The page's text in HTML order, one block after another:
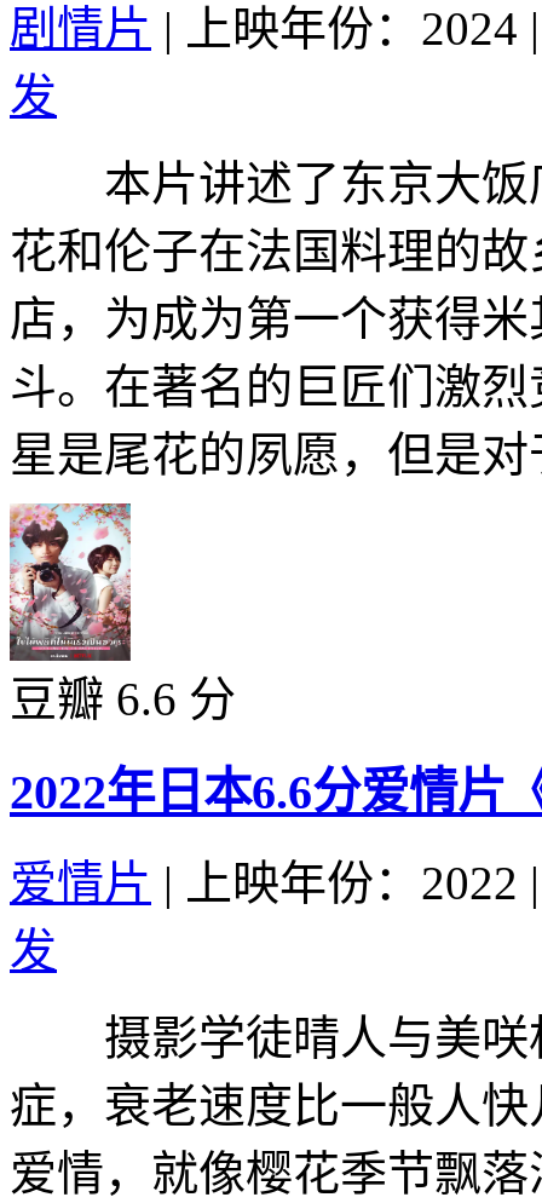
剧情片 | 上映年份：2024 |
发
本片讲述了东京大饭
花和伦子在法国料理的
店，为成为第一个获得
斗。在著名的巨匠们激
星是尾花的夙愿，但是
豆瓣 6.6 分
2022年日本6.6分爱情片
爱情片 | 上映年份：2022 |
发
摄影学徒晴人与美咲
症，衰老速度比一般人
爱情，就像樱花季节飘